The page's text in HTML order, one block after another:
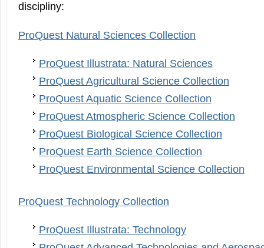
discipliny:
ProQuest Natural Sciences Collection
ProQuest Illustrata: Natural Sciences
ProQuest Agricultural Science Collection
ProQuest Aquatic Science Collection
ProQuest Atmospheric Science Collection
ProQuest Biological Science Collection
ProQuest Earth Science Collection
ProQuest Environmental Science Collection
ProQuest Technology Collection
ProQuest Illustrata: Technology